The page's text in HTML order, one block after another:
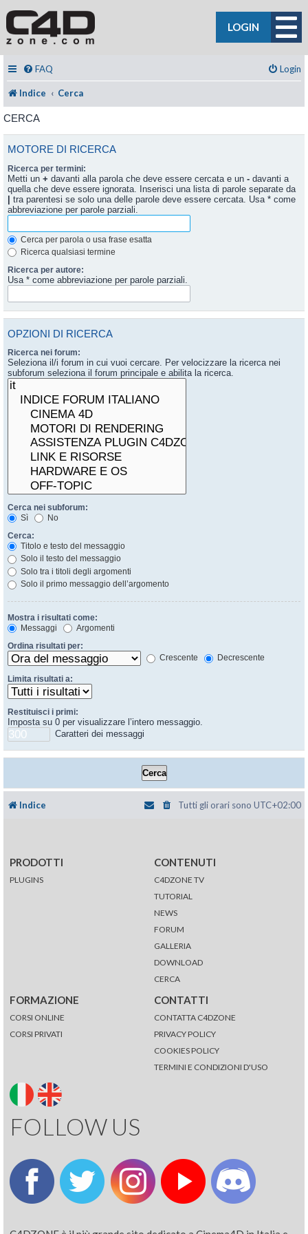
LOGIN
FAQ Login
Indice Cerca
CERCA
MOTORE DI RICERCA
Ricerca per termini:
Metti un + davanti alla parola che deve essere cercata e un - davanti a
quella che deve essere ignorata. Inserisci una lista di parole separate da
| tra parentesi se solo una delle parole deve essere cercata. Usa * come
abbreviazione per parole parziali.
Cerca per parola o usa frase esatta
Ricerca qualsiasi termine
Ricerca per autore:
Usa * come abbreviazione per parole parziali.
OPZIONI DI RICERCA
Ricerca nei forum:
Seleziona il/i forum in cui vuoi cercare. Per velocizzare la ricerca nei
subforum seleziona il forum principale e abilita la ricerca.
Cerca nei subforum:
Sì
No
Cerca:
Titolo e testo del messaggio
Solo il testo del messaggio
Solo tra i titoli degli argomenti
Solo il primo messaggio dell’argomento
Mostra i risultati come:
Messaggi
Argomenti
Ordina risultati per:
Crescente
Decrescente
Limita risultati a:
Restituisci i primi:
Imposta su 0 per visualizzare l’intero messaggio.
Caratteri dei messaggi
Indice Tutti gli orari sono UTC+02:00
PRODOTTI
PLUGINS
CONTENUTI
C4DZONE TV
TUTORIAL
NEWS
FORUM
GALLERIA
DOWNLOAD
CERCA
FORMAZIONE
CORSI ONLINE
CORSI PRIVATI
CONTATTI
CONTATTA C4DZONE
PRIVACY POLICY
COOKIES POLICY
TERMINI E CONDIZIONI D'USO
FOLLOW US